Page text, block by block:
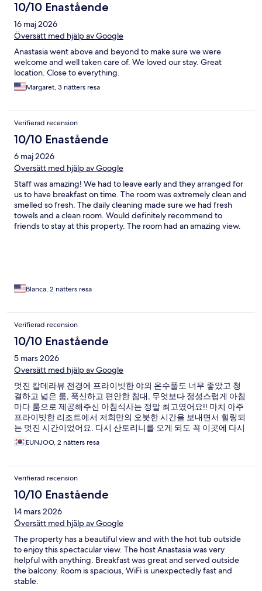
10/10 Enastående
16 maj 2026
Översätt med hjälp av Google
Anastasia went above and beyond to make sure we were
welcome and well taken care of. We loved our stay. Great
location. Close to everything.
Margaret, 3 nätters resa
Verifierad recension
10/10 Enastående
6 maj 2026
Översätt med hjälp av Google
Staff was amazing! We had to leave early and they arranged for
us to have breakfast on time. The room was extremely clean and
smelled so fresh. The daily cleaning made sure we had fresh
towels and a clean room. Would definitely recommend to
friends to stay at this property. The room had an amazing view.
Blanca, 2 nätters resa
Verifierad recension
10/10 Enastående
5 mars 2026
Översätt med hjälp av Google
멋진 칼데라뷰 전경에 프라이빗한 야외 온수풀도 너무 좋았고 청
결하고 넓은 룸, 푹신하고 편안한 침대, 무엇보다 정성스럽게 아침
마다 룸으로 제공해주신 아침식사는 정말 최고였어요!! 마치 아주
프라이빗한 리조트에서 저희만의 오붓한 시간을 보내면서 힐링되
는 멋진 시간이었어요. 다시 산토리니를 오게 되도 꼭 이곳에 다시
묶을겁니다. 정말 강추해요!!!♡♡♡
EUNJOO, 2 nätters resa
Verifierad recension
10/10 Enastående
14 mars 2026
Översätt med hjälp av Google
The property has a beautiful view and with the hot tub outside
to enjoy this spectacular view. The host Anastasia was very
helpful with anything. Breakfast was great and served outside
the balcony. Room is spacious, WiFi is unexpectedly fast and
stable.